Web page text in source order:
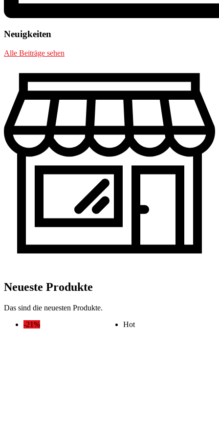
Neuigkeiten
Alle Beiträge sehen
Neueste Produkte
Das sind die neuesten Produkte.
-21%
Hot